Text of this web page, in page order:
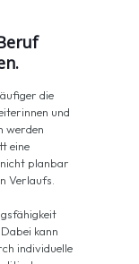
die
und
werden
eine
planbar
Verlaufs.
kann
individuelle